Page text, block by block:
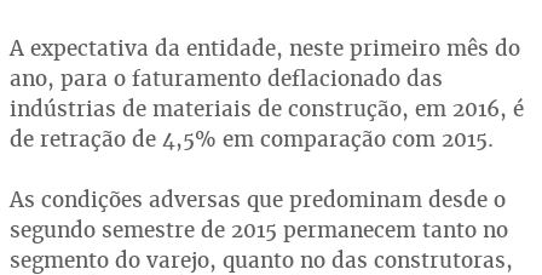
A expectativa da entidade, neste primeiro mês do
ano, para o faturamento deflacionado das
indústrias de materiais de construção, em 2016, é
de retração de 4,5% em comparação com 2015.
As condições adversas que predominam desde o
segundo semestre de 2015 permanecem tanto no
segmento do varejo, quanto no das construtoras,